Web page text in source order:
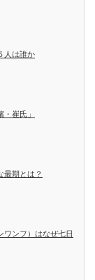
人は誰か
崔氏」
最期とは？
ワンフ）はなぜ七日